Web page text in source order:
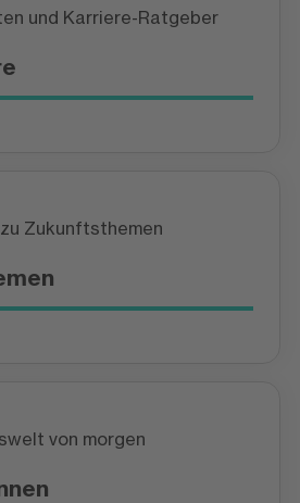
und Karriere-Ratgeber
Zukunftsthemen
von morgen